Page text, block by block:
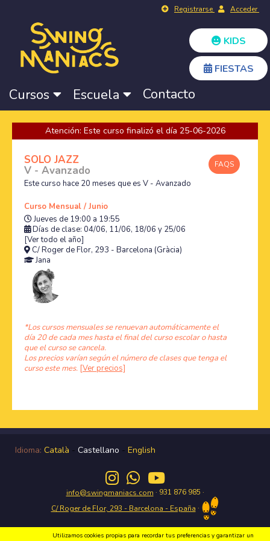
Registrarse Acceder
KIDS
FIESTAS
Cursos Escuela Contacto
Atención: Este curso finalizó el día 25-06-2026
FAQS
SOLO JAZZ
V - Avanzado
Este curso hace 20 meses que es V - Avanzado
Curso Mensual / Junio
Jueves de 19:00 a 19:55
Días de clase: 04/06, 11/06, 18/06 y 25/06
[Ver todo el año]
C/ Roger de Flor, 293 - Barcelona (Gràcia)
Jana
*Los cursos mensuales se renuevan automáticamente el
día 20 de cada mes hasta el final del curso escolar o hasta
que el curso se cancela.
Los precios varían según el número de clases que tenga el
curso este mes. [Ver precios]
Idioma: Català - Castellano - English
info@swingmaniacs.com · 931 876 985 ·
C/ Roger de Flor, 293 - Barcelona - España ·
Utilizamos cookies propias para recordar tus preferencias y garantizar un